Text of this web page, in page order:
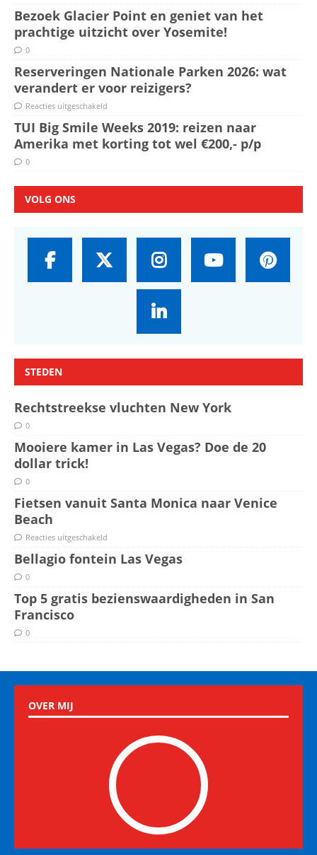
Bezoek Glacier Point en geniet van het
prachtige uitzicht over Yosemite!
0
Reserveringen Nationale Parken 2026: wat
verandert er voor reizigers?
Reacties uitgeschakeld
TUI Big Smile Weeks 2019: reizen naar
Amerika met korting tot wel €200,- p/p
0
VOLG ONS
STEDEN
Rechtstreekse vluchten New York
0
Mooiere kamer in Las Vegas? Doe de 20
dollar trick!
0
Fietsen vanuit Santa Monica naar Venice
Beach
Reacties uitgeschakeld
Bellagio fontein Las Vegas
0
Top 5 gratis bezienswaardigheden in San
Francisco
0
OVER MIJ